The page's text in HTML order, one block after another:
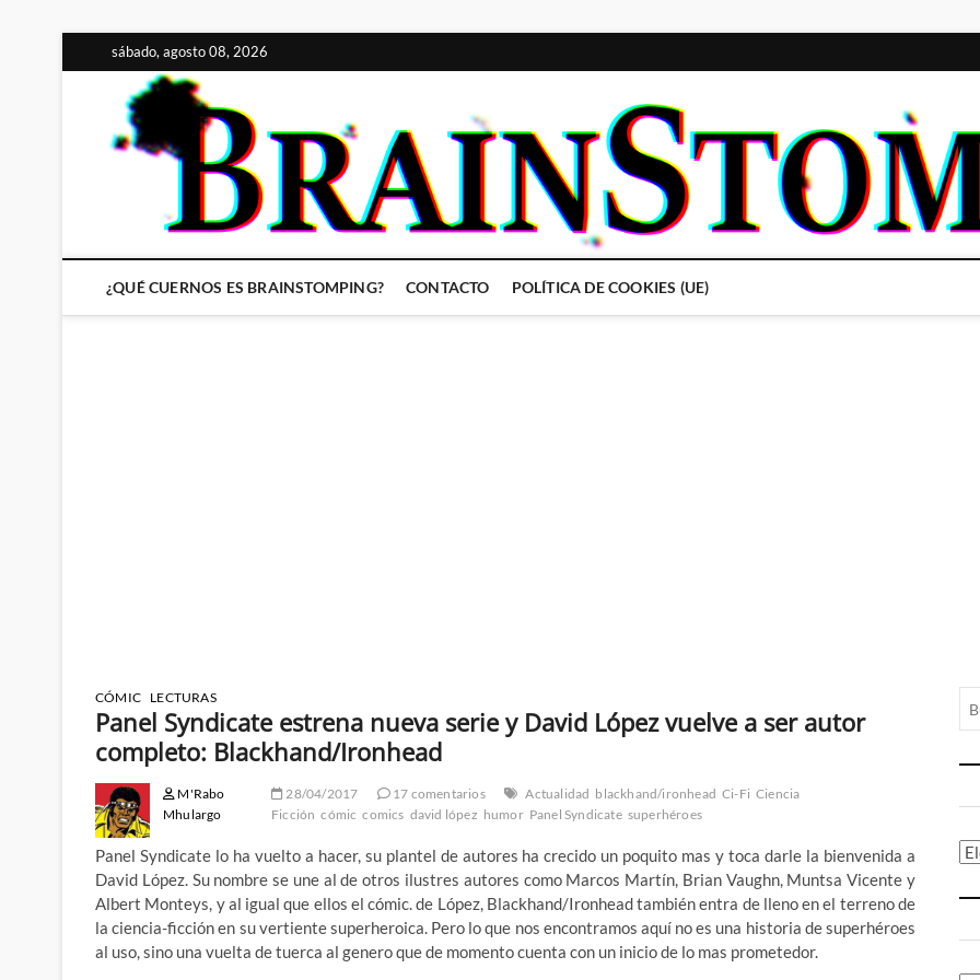
al
contenido
sábado, agosto 08, 2026
¿QUÉ CUERNOS ES BRAINSTOMPING? CONTACTO POLÍTICA DE COOKIES (UE)
CÓMIC LECTURAS
Panel Syndicate estrena nueva serie y David López vuelve a ser autor
completo: Blackhand/Ironhead
M'Rabo
Mhulargo
28/04/2017 17 comentarios Actualidad blackhand/ironhead Ci-Fi Ciencia
Ficción cómic comics david lópez humor Panel Syndicate superhéroes
Panel Syndicate lo ha vuelto a hacer, su plantel de autores ha crecido un poquito mas y toca darle la bienvenida a
David López. Su nombre se une al de otros ilustres autores como Marcos Martín, Brian Vaughn, Muntsa Vicente y
Albert Monteys, y al igual que ellos el cómic. de López, Blackhand/Ironhead también entra de lleno en el terreno de
la ciencia-ficción en su vertiente superheroica. Pero lo que nos encontramos aquí no es una historia de superhéroes
al uso, sino una vuelta de tuerca al genero que de momento cuenta con un inicio de lo mas prometedor.